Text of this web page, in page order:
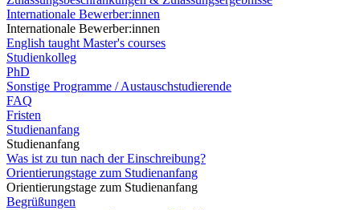
Internationale Bewerber:innen
Internationale Bewerber:innen
English taught Master's courses
Studienkolleg
PhD
Sonstige Programme / Austauschstudierende
FAQ
Fristen
Studienanfang
Studienanfang
Was ist zu tun nach der Einschreibung?
Orientierungstage zum Studienanfang
Orientierungstage zum Studienanfang
Begrüßungen